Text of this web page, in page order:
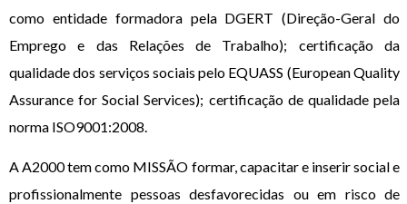
como entidade formadora pela DGERT (Direção-Geral do
Emprego e das Relações de Trabalho); certificação da
qualidade dos serviços sociais pelo EQUASS (European Quality
Assurance for Social Services); certificação de qualidade pela
norma ISO9001:2008.
A A2000 tem como MISSÃO formar, capacitar e inserir social e
profissionalmente pessoas desfavorecidas ou em risco de